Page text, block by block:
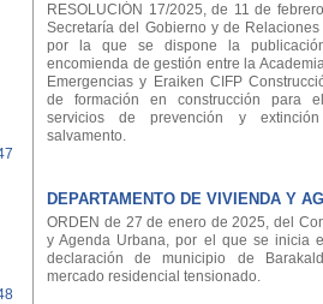
RESOLUCIÓN 17/2025, de 11 de
Secretaría del Gobierno y de
por la que se dispone la
encomienda de gestión entre la
Emergencias y Eraiken CIFP
de formación en construcción para
servicios de prevención y
salvamento.
DEPARTAMENTO DE VIVIENDA Y
ORDEN de 27 de enero de 2025, del
y Agenda Urbana, por el que se inicia
declaración de municipio de
mercado residencial tensionado.